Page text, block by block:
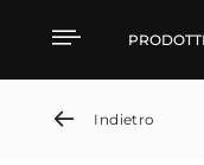
Lo PRODOTTI
Indietro